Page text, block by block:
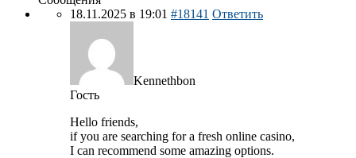
18.11.2025 в 19:01 #18141 Ответить
Kennethbon
Гость
Hello friends,
if you are searching for a fresh online casino,
I can recommend some amazing options.